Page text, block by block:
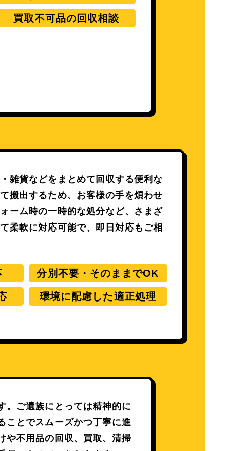
買取不可品の回収相談
雑貨などをまとめて回収する便利な
搬出するため、お客様の手を煩わせ
ーム時の一時的な処分など、さまざ
柔軟に対応可能で、即日対応もご相
分別不要・そのままでOK
環境に配慮した適正処理
。 ご遺族にとっては精神的に
ことでスムーズかつ丁寧に進
や不用品の回収、買取、清掃